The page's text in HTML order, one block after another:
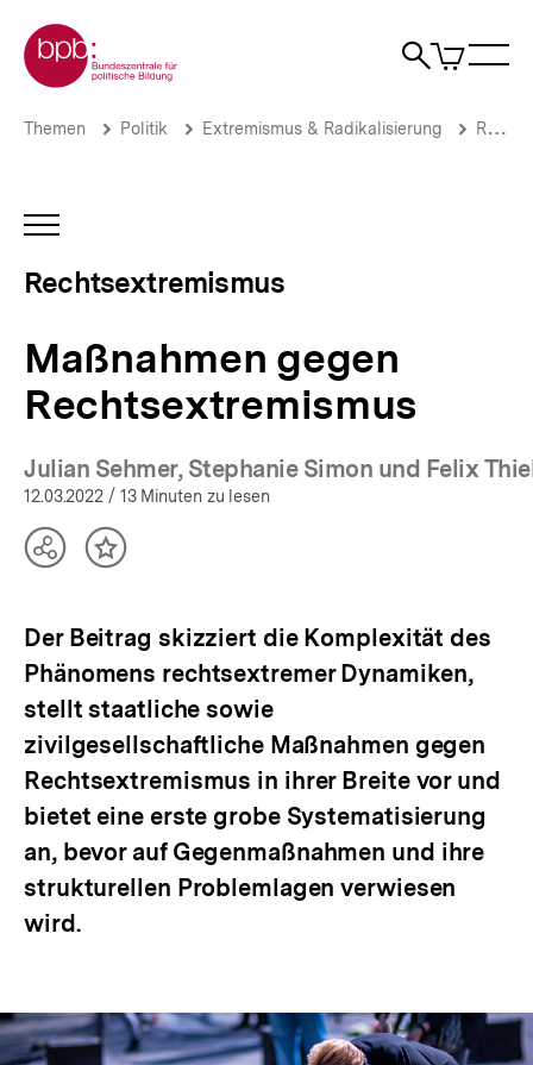
zum
Seiteninhalt
springen
Zur Startseite der bpb
Suche
Artikel
im
Maßnahmen
Rechtsextremismus
Brotkrümelnavigation
Pfadnavigation
Themen Politik Extremismus & Radikalisierung Rechtsextremismus
INHALTSNAVIGATION
Rechtsextremismus
Maßnahmen gegen
Rechtsextremismus
Julian Sehmer, Stephanie Simon und Felix
(Mehr zum Autor)
12.03.2022 / 13 Minuten zu lesen
TeilenInhalt
Der Beitrag skizziert die Komplexität des
Phänomens rechtsextremer Dynamiken,
stellt staatliche sowie
zivilgesellschaftliche Maßnahmen gegen
Rechtsextremismus in ihrer Breite vor und
bietet eine erste grobe Systematisierung
an, bevor auf Gegenmaßnahmen und ihre
strukturellen Problemlagen verwiesen
wird.